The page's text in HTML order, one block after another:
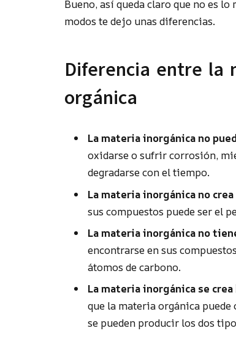
Bueno, así queda claro que no es
modos te dejo unas diferencias.
Diferencia entre la
orgánica
La materia inorgánica no
oxidarse o sufrir corrosión,
degradarse con el tiempo.
La materia inorgánica no
sus compuestos puede ser el
La materia inorgánica no
encontrarse en sus
átomos de carbono.
La materia inorgánica se
que la materia orgánica puede
se pueden producir los dos